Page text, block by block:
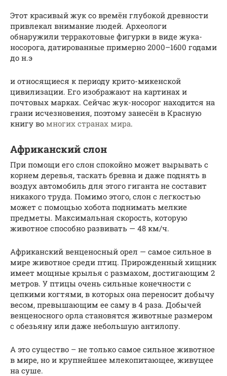
Этот красивый жук со времён глубокой древности
привлекал внимание людей. Археологи
обнаружили терракотовые фигурки в виде жука-
носорога, датированные примерно 2000–1600 годами
до н.э
и относящиеся к периоду крито-микенской
цивилизации. Его изображают на картинах и
почтовых марках. Сейчас жук-носорог находится на
грани исчезновения, поэтому занесён в Красную
книгу во многих странах мира.
Африканский слон
При помощи его слон спокойно может вырывать с
корнем деревья, таскать бревна и даже поднять в
воздух автомобиль для этого гиганта не составит
никакого труда. Помимо этого, слон с легкостью
может с помощью хобота поднимать мелкие
предметы. Максимальная скорость, которую
животное способно развивать — 48 км/ч.
Африканский венценосный орел — самое сильное в
мире животное среди птиц. Прирожденный хищник
имеет мощные крылья с размахом, достигающим 2
метров. У птицы очень сильные конечности с
цепкими когтями, в которых она переносит добычу
весом, превышающим ее саму в 4 раза. Добычей
венценосного орла становятся животные размером
с обезьяну или даже небольшую антилопу.
А это существо – не только самое сильное животное
в мире, но и крупнейшее млекопитающее, живущее
на суше.